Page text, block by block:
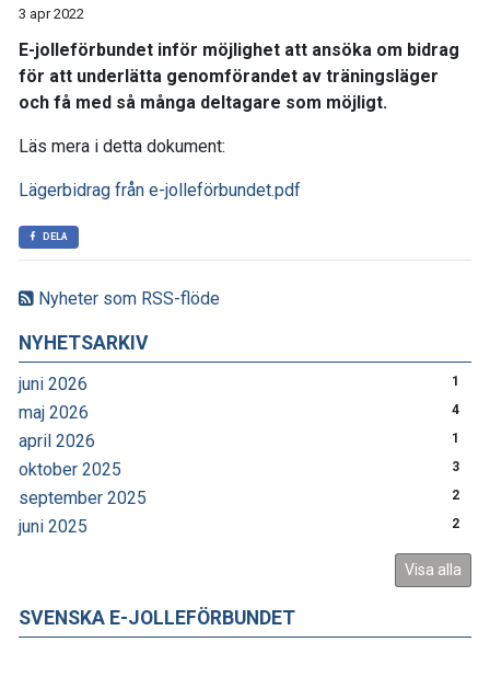
Nyheter som RSS-flöde
NYHETSARKIV
juni 2026 1
maj 2026 4
april 2026 1
oktober 2025 3
september 2025 2
juni 2025 2
Visa alla
3 apr 2022
E-jolleförbundet inför möjlighet att ansöka om bidrag
för att underlätta genomförandet av träningsläger
och få med så många deltagare som möjligt.
Läs mera i detta dokument:
Lägerbidrag från e-jolleförbundet.pdf
DELA
SVENSKA E-JOLLEFÖRBUNDET